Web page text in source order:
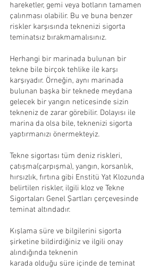
hareketler, gemi veya botların tamamen
çalınması olabilir. Bu ve buna benzer
riskler karşısında teknenizi sigorta
teminatsız bırakmamalısınız.
Herhangi bir marinada bulunan bir
tekne bile birçok tehlike ile karşı
karşıyadır. Örneğin, aynı marinada
bulunan başka bir teknede meydana
gelecek bir yangın neticesinde sizin
tekneniz de zarar görebilir. Dolayısı ile
marina da olsa bile, teknenizi sigorta
yaptırmanızı önermekteyiz.
Tekne sigortası tüm deniz riskleri,
çatışma(çarpışma), yangın, korsanlık,
hırsızlık, fırtına gibi Enstitü Yat Klozunda
belirtilen riskler, ilgili kloz ve Tekne
Sigortaları Genel Şartları çerçevesinde
teminat altındadır.
Kışlama süre ve bilgilerini sigorta
şirketine bildirdiğiniz ve ilgili onay
alındığında teknenin
karada olduğu süre içinde de teminat